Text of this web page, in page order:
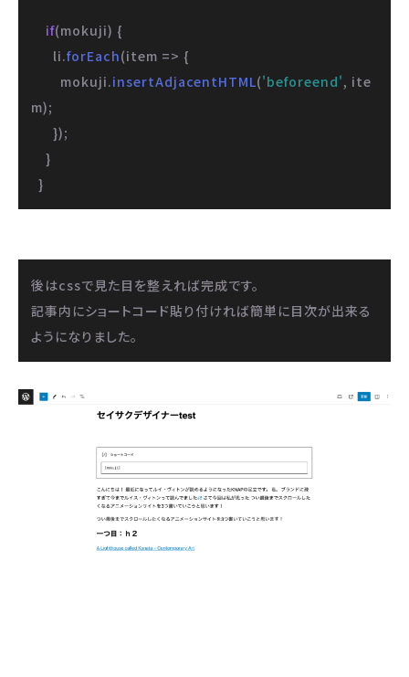
if(mokuji) {
      li.
forEach(item => {
        mokuji.
insertAdjacentHTML('beforeend', ite
m);
  }
後はcssで見た目を整えれば完成です。
記事内にショートコード貼り付ければ簡単に目次が出来る
ようになりました。